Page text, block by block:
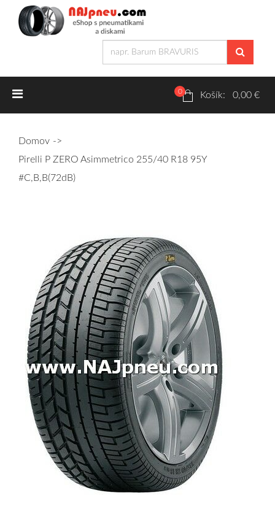
Letné pneumatiky
Dodávkové + malé úžitkové
Osobné/crossover + malé úžitkové
SUV/crossover + OFFRoad-ové
Dodávkové + malé úžitkové
Celoročné pneumatiky
Osobné/crossover + malé úžitkové
SUV/crossover + OFFRoad-ové
Dodávkové + malé úžitkové
Disky
Hliníkové / ALU disky / Elektróny
0 Košík: 0,00 €
Domov
Pirelli P ZERO Asimmetrico 255/40 R18 95Y
#C,B,B(72dB)